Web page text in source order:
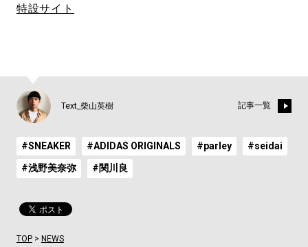
特設サイト
Text_柴山英樹 記事一覧
#SNEAKER #ADIDAS ORIGINALS #parley #seidai
#浅野美奈弥 #関川良
TOP> NEWS